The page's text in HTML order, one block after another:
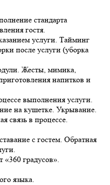
стандарта
гостя.
услуги. Тайминг
после услуги (уборка
Жесты, мимика,
напитков и
выполнения услуги.
на кушетке. Укрывание.
связь в процессе.
с гостем. Обратная
«360 градусов».
языка.